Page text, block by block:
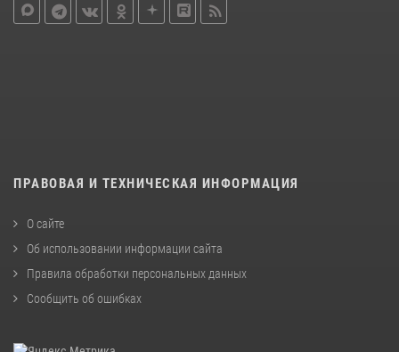
ПРАВОВАЯ И ТЕХНИЧЕСКАЯ ИНФОРМАЦИЯ
О сайте
Об использовании информации сайта
Правила обработки персональных данных
Сообщить об ошибках